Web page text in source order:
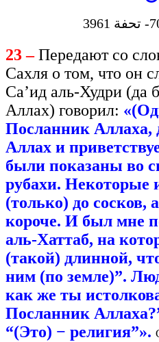
23 – Передают со
Сахля о том, что он
Са’ид аль-Худри (да
Аллах) говорил:
Посланник Аллаха,
Аллах и
были показаны во
рубахи. Некоторые
(только) до
короче. И был мне
аль-Хаттаб, на
(такой) длинной,
ним (по земле)”.
как же ты
Посланник
“(Это) − религия”».